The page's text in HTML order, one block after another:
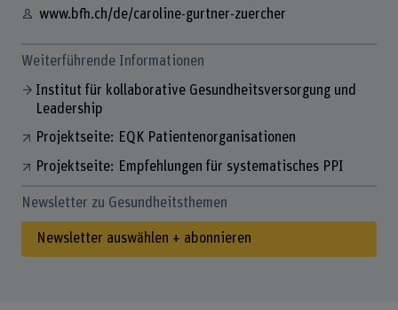
www.bfh.ch/de/caroline-gurtner-zuercher
Weiterführende Informationen
Institut für kollaborative Gesundheitsversorgung und
Leadership
Projektseite: EQK Patientenorganisationen
Projektseite: Empfehlungen für systematisches PPI
Newsletter zu Gesundheitsthemen
Newsletter auswählen + abonnieren